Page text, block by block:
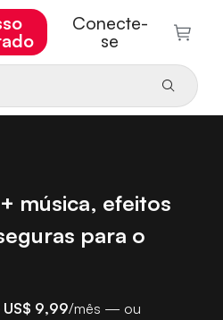
Conecte-
se
música, efeitos
para o
US$ 9,99/mês — ou